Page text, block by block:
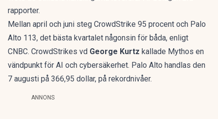
rapporter.
Mellan april och juni steg CrowdStrike 95 procent och Palo
Alto 113, det bästa kvartalet någonsin för båda, enligt
CNBC. CrowdStrikes vd George Kurtz kallade Mythos en
vändpunkt för AI och cybersäkerhet. Palo Alto handlas den
7 augusti på 366,95 dollar, på rekordnivåer.
ANNONS